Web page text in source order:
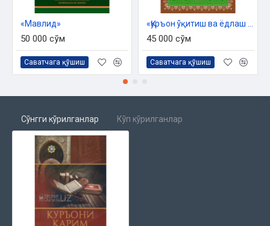
«Мавлид»
50 000 сўм
Саватчага қўшиш
45 000 сўм
Саватчага қўшиш
Сўнгги кўрилганлар Кўп кўрилганлар